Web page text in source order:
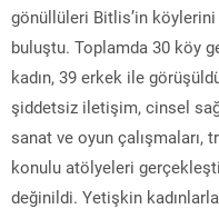
gönüllüleri Bitlis’in
buluştu. Toplamda 30 köy
kadın, 39 erkek ile
şiddetsiz iletişim, cinsel
sanat ve oyun çalışmaları,
konulu atölyeleri
değinildi. Yetişkin